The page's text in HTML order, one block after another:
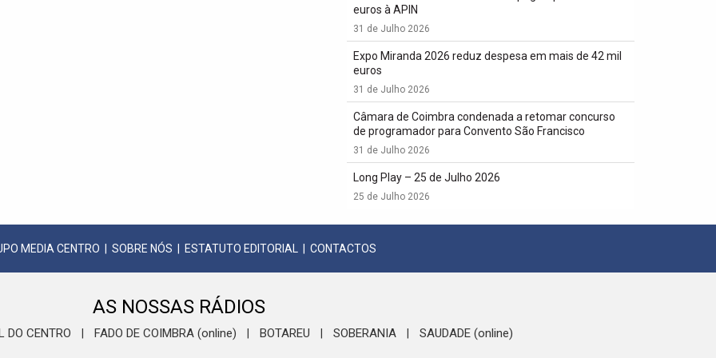
euros à APIN
31 de Julho 2026
Expo Miranda 2026 reduz despesa em mais de 42 mil
euros
31 de Julho 2026
Câmara de Coimbra condenada a retomar concurso
de programador para Convento São Francisco
31 de Julho 2026
Long Play – 25 de Julho 2026
25 de Julho 2026
MEDIA CENTRO SOBRE NÓS ESTATUTO EDITORIAL CONTACTOS
AS NOSSAS RÁDIOS
DO CENTRO FADO DE COIMBRA (online) BOTAREU SOBERANIA SAUDADE (online)